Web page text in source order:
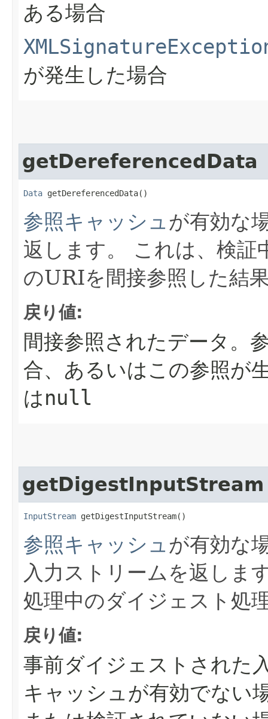
ある場合
が発生した場合
getDereferencedData
Data getDereferencedData()
参照キャッシュ が有効な
返します。
これは、検証
のURIを間接参照した結
戻り値:
間接参照されたデータ。
合、あるいはこの参照が
はnull
getDigestInputStream
InputStream getDigestInputStream()
参照キャッシュ が有効な
入力ストリームを返しま
処理中のダイジェスト処
戻り値:
事前ダイジェストされた
キャッシュが有効でない